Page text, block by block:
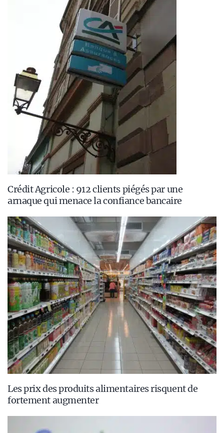
Crédit Agricole : 912 clients piégés par une
arnaque qui menace la confiance bancaire
Les prix des produits alimentaires risquent de
fortement augmenter